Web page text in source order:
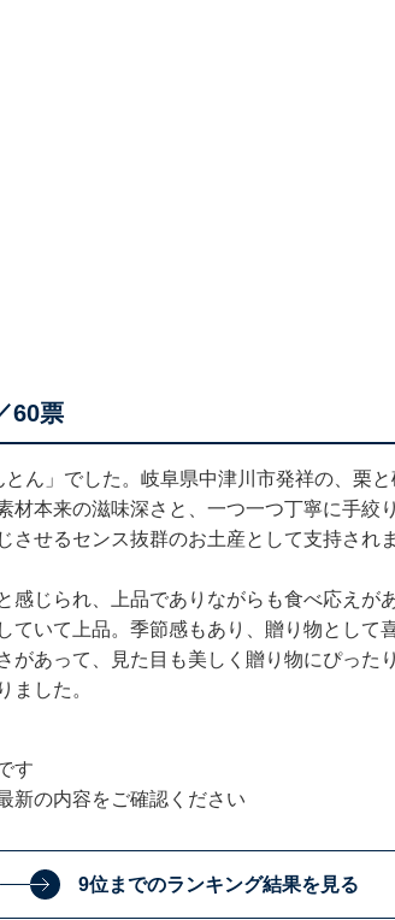
60票
ん」でした。岐阜県中津川市発祥の、栗
材本来の滋味深さと、一つ一つ丁寧に手絞
せるセンス抜群のお土産として支持されま
感じられ、上品でありながらも食べ応えが
ていて上品。季節感もあり、贈り物として
があって、見た目も美しく贈り物にぴった
ました。
す
新の内容をご確認ください
9位までのランキング結果を見る